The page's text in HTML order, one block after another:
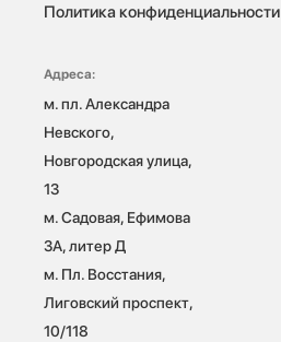
Политика конфиденциальности
Адреса:
м. пл. Александра
Невского,
Новгородская улица,
13
м. Садовая, Ефимова
3А, литер Д
м. Пл. Восстания,
Лиговский проспект,
10/118